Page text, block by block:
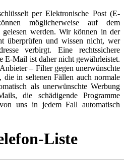
per Elektronische Post (E-
möglicherweise auf dem
werden. Wir können in der
überprüfen und wissen nicht, wer
verbirgt. Eine rechtssichere
E-Mail ist daher nicht gewährleistet.
– Filter gegen unerwünschte
in seltenen Fällen auch normale
als unerwünschte Werbung
die schädigende Programme
uns in jedem Fall automatisch
Liste